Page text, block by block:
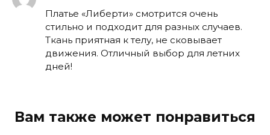
Платье «Либерти» смотрится очень
стильно и подходит для разных случаев.
Ткань приятная к телу, не сковывает
движения. Отличный выбор для летних
дней!
Вам также может понравиться